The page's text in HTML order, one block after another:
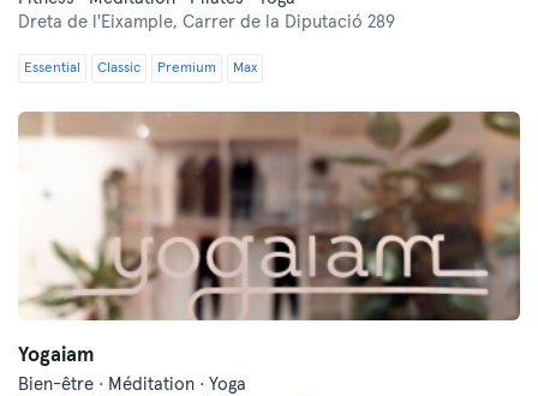
Dreta de l'Eixample, Carrer de la Diputació 289
Essential Classic Premium Max
Yogaiam
Bien-être · Méditation · Yoga